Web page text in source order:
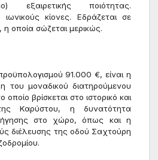
εξαιρετικής ποιότητας.
ιωνικούς κίονες. Εδράζεται σε
οποία σώζεται μερικώς.
91.000 €, είναι η
του μοναδικού διατηρούμενου
βρίσκεται στο ιστορικό και
Καρύστου, η δυνατότητα
στο χώρο, όπως και η
διέλευσης της οδού Σαχτούρη